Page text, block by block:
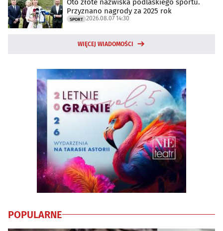
Oto złote nazwiska podlaskiego sportu.
Przyznano nagrody za 2025 rok
SPORT 2026.08.07 14:30
WIĘCEJ WIADOMOŚCI
POPULARNE